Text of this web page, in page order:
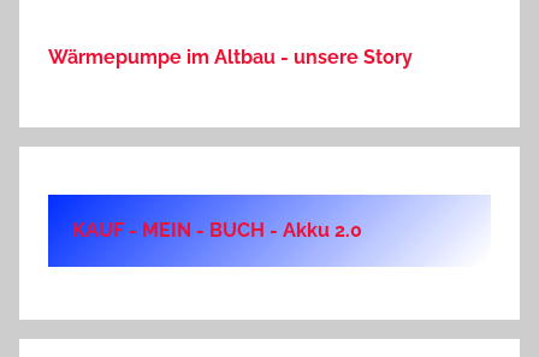
Wärmepumpe im Altbau - unsere Story
KAUF - MEIN - BUCH - Akku 2.0